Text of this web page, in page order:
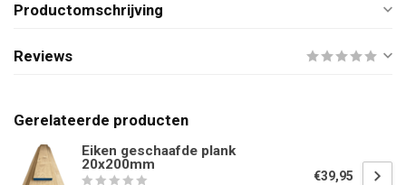
Productomschrijving
Reviews
Gerelateerde producten
Eiken geschaafde plank
20x200mm
€39,95